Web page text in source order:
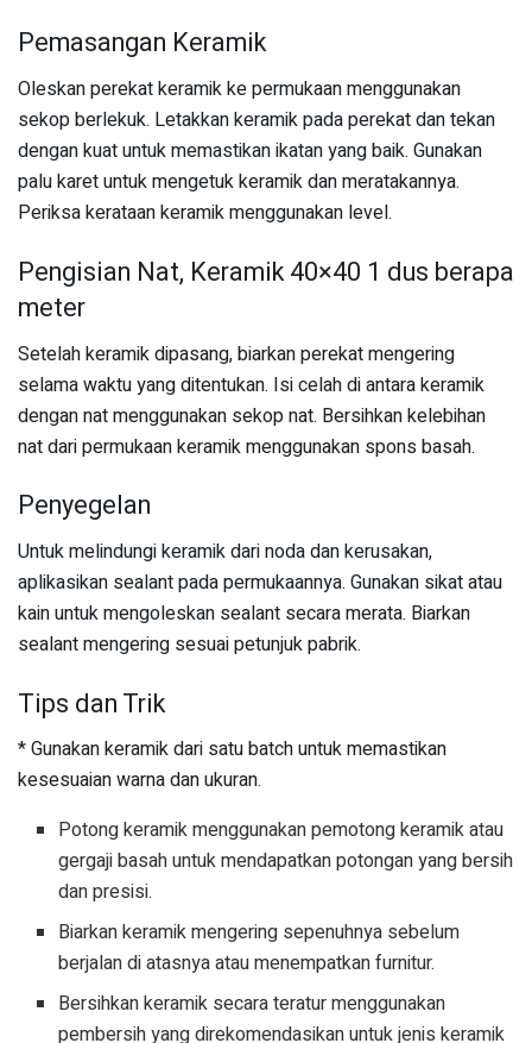
Pemasangan Keramik
Oleskan perekat keramik ke permukaan menggunakan
sekop berlekuk. Letakkan keramik pada perekat dan tekan
dengan kuat untuk memastikan ikatan yang baik. Gunakan
palu karet untuk mengetuk keramik dan meratakannya.
Periksa kerataan keramik menggunakan level.
Pengisian Nat, Keramik 40×40 1 dus berapa
meter
Setelah keramik dipasang, biarkan perekat mengering
selama waktu yang ditentukan. Isi celah di antara keramik
dengan nat menggunakan sekop nat. Bersihkan kelebihan
nat dari permukaan keramik menggunakan spons basah.
Penyegelan
Untuk melindungi keramik dari noda dan kerusakan,
aplikasikan sealant pada permukaannya. Gunakan sikat atau
kain untuk mengoleskan sealant secara merata. Biarkan
sealant mengering sesuai petunjuk pabrik.
Tips dan Trik
* Gunakan keramik dari satu batch untuk memastikan
kesesuaian warna dan ukuran.
Potong keramik menggunakan pemotong keramik atau
gergaji basah untuk mendapatkan potongan yang bersih
dan presisi.
Biarkan keramik mengering sepenuhnya sebelum
berjalan di atasnya atau menempatkan furnitur.
Bersihkan keramik secara teratur menggunakan
pembersih yang direkomendasikan untuk jenis keramik